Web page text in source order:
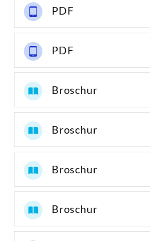
PDF
PDF
Broschur
Broschur
Broschur
Broschur